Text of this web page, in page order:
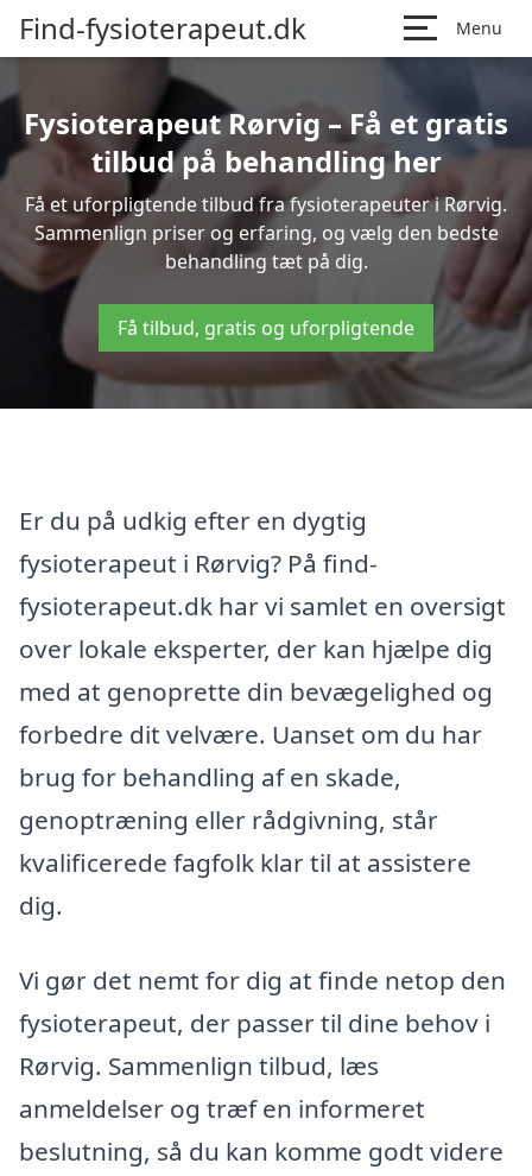
Find-fysioterapeut.dk Menu
Fysioterapeut Rørvig – Få et gratis
tilbud på behandling her
Få et uforpligtende tilbud fra fysioterapeuter i Rørvig.
Sammenlign priser og erfaring, og vælg den bedste
behandling tæt på dig.
Få tilbud, gratis og uforpligtende
Er du på udkig efter en dygtig
fysioterapeut i Rørvig? På find-
fysioterapeut.dk har vi samlet en oversigt
over lokale eksperter, der kan hjælpe dig
med at genoprette din bevægelighed og
forbedre dit velvære. Uanset om du har
brug for behandling af en skade,
genoptræning eller rådgivning, står
kvalificerede fagfolk klar til at assistere
dig.
Vi gør det nemt for dig at finde netop den
fysioterapeut, der passer til dine behov i
Rørvig. Sammenlign tilbud, læs
anmeldelser og træf en informeret
beslutning, så du kan komme godt videre